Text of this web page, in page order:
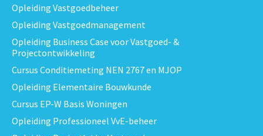
Opleiding Vastgoedbeheer
Opleiding Vastgoedmanagement
Opleiding Business Case voor Vastgoed- &
Projectontwikkeling
Cursus Conditiemeting NEN 2767 en MJOP
Opleiding Elementaire Bouwkunde
Cursus EP-W Basis Woningen
Opleiding Professioneel VvE-beheer